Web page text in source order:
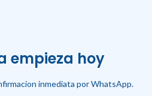
empieza hoy
inmediata por WhatsApp.